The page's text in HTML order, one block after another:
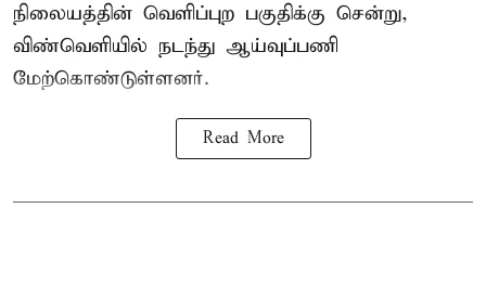
நிலையத்தின் வெளிப்புற பகுதிக்கு சென்று,
விண்வெளியில் நடந்து ஆய்வுப்பணி
மேற்கொண்டுள்ளனர்.
Read More